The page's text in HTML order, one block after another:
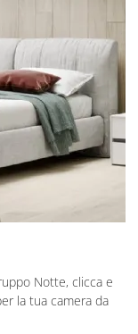
Notte, clicca e
la tua camera da